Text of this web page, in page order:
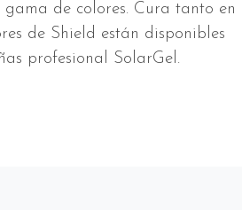
de colores. Cura tanto en
de Shield están disponibles
profesional SolarGel.